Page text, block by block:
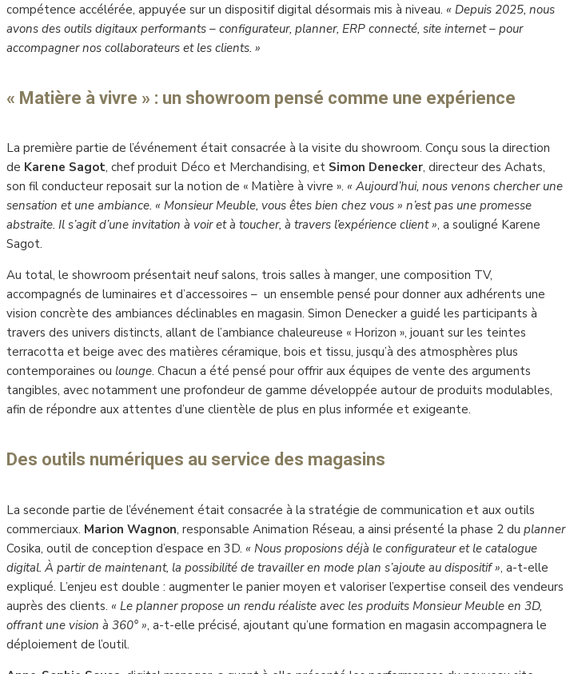
compétence accélérée, appuyée sur un dispositif digital désormais mis à niveau. « Depuis 2025, nous
avons des outils digitaux performants – configurateur, planner, ERP connecté, site internet – pour
accompagner nos collaborateurs et les clients. »
« Matière à vivre » : un showroom pensé comme une expérience
La première partie de l’événement était consacrée à la visite du showroom. Conçu sous la direction
de Karene Sagot, chef produit Déco et Merchandising, et Simon Denecker, directeur des Achats,
son fil conducteur reposait sur la notion de « Matière à vivre ». « Aujourd’hui, nous venons chercher une
sensation et une ambiance. « Monsieur Meuble, vous êtes bien chez vous » n’est pas une promesse
abstraite. Il s’agit d’une invitation à voir et à toucher, à travers l’expérience client », a souligné Karene
Sagot.
Au total, le showroom présentait neuf salons, trois salles à manger, une composition TV,
accompagnés de luminaires et d’accessoires – un ensemble pensé pour donner aux adhérents une
vision concrète des ambiances déclinables en magasin. Simon Denecker a guidé les participants à
travers des univers distincts, allant de l’ambiance chaleureuse « Horizon », jouant sur les teintes
terracotta et beige avec des matières céramique, bois et tissu, jusqu’à des atmosphères plus
contemporaines ou lounge. Chacun a été pensé pour offrir aux équipes de vente des arguments
tangibles, avec notamment une profondeur de gamme développée autour de produits modulables,
afin de répondre aux attentes d’une clientèle de plus en plus informée et exigeante.
Des outils numériques au service des magasins
La seconde partie de l’événement était consacrée à la stratégie de communication et aux outils
commerciaux. Marion Wagnon, responsable Animation Réseau, a ainsi présenté la phase 2 du planner
Cosika, outil de conception d’espace en 3D. « Nous proposions déjà le configurateur et le catalogue
digital. À partir de maintenant, la possibilité de travailler en mode plan s’ajoute au dispositif », a-t-elle
expliqué. L’enjeu est double : augmenter le panier moyen et valoriser l’expertise conseil des vendeurs
auprès des clients. « Le planner propose un rendu réaliste avec les produits Monsieur Meuble en 3D,
offrant une vision à 360° », a-t-elle précisé, ajoutant qu’une formation en magasin accompagnera le
déploiement de l’outil.